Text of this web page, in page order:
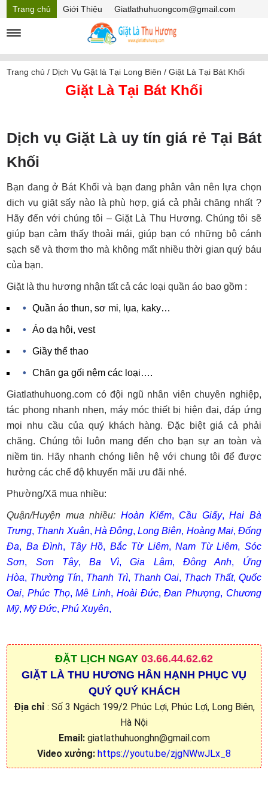
Trang chủ Giới Thiệu
Giatlathuhuongcom@gmail.com
Mã Giảm giá
Trang chủ / Dịch Vụ Gặt là Tại Long Biên /Giặt Là Tại Bát Khối
Giặt Là Tại Bát Khối
Dịch vụ Giặt Là uy tín giá rẻ Tại Bát
Khối
Bạn đang ở Bát Khối và bạn đang phân vân nên lựa chọn
dịch vụ giặt sấy nào là phù hợp, giá cả phải chăng nhất ?
Hãy đến với chúng tôi – Giặt Là Thu Hương. Chúng tôi sẽ
giúp bạn cảm thấy thoải mái, giúp bạn có những bộ cánh
sạch sẽ và thơm tho mà không mất nhiều thời gian quý báu
của bạn.
Giặt là thu hương nhận tất cả các loại quần áo bao gồm :
Quần áo thun, sơ mi, lụa, kaky…
Áo dạ hội, vest
Giầy thể thao
Chăn ga gối nệm các loại….
Giatlathuhuong.com có đội ngũ nhân viên chuyên nghiệp,
tác phong nhanh nhẹn, máy móc thiết bị hiện đại, đáp ứng
mọi nhu cầu của quý khách hàng. Đặc biệt giá cả phải
chăng. Chúng tôi luôn mang đến cho bạn sự an toàn và
niềm tin. Hãy nhanh chóng liên hệ với chung tôi để được
hưởng các chế độ khuyến mãi ưu đãi nhé.
Phường/Xã mua nhiều:
Quận/Huyện mua nhiều: Hoàn Kiếm, Cầu Giấy,Hai Bà
Trưng, Thanh Xuân, Hà Đông,Long Biên, Hoàng Mai, Đống
Đa, Ba Đình, Tây Hồ, Bắc Từ Liêm,Nam Từ Liêm, Sóc
Sơn, Sơn Tây,Ba Vì,Gia Lâm,Đông Anh, Ứng
Hòa, Thường Tín, Thanh Trì, Thanh Oai, Thạch Thất, Quốc
Oai, Phúc Thọ,Mê Linh, Hoài Đức,Đan Phượng, Chương
Mỹ,Mỹ Đức,Phú Xuyên,
ĐẶT LỊCH NGAY 03.66.44.62.62
GIẶT LÀ THU HƯƠNG HÂN HẠNH PHỤC VỤ
QUÝ QUÝ KHÁCH
Địa chỉ : Số 3 Ngách 199/2 Phúc Lợi, Phúc Lợi, Long Biên,
Hà Nội
Email:giatlathuhuonghn@gmail.com
Video xưởng: https://youtu.be/zjgNWwJLx_8